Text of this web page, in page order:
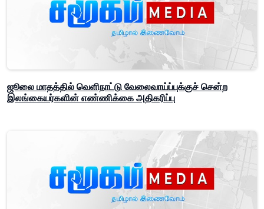
ஜூலை மாதத்தில் வெளிநாட்டு வேலைவாய்ப்புக்குச் சென்ற
இலங்கையர்களின் எண்ணிக்கை அதிகரிப்பு